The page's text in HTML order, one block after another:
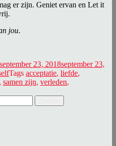
er zijn. Geniet ervan en Let it
jou.
september 23, 2018september 23,
Tags acceptatie, liefde,
, samen zijn, verleden,